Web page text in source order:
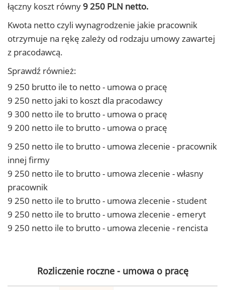
łączny koszt równy 9 250 PLN netto.
Kwota netto czyli wynagrodzenie jakie pracownik
otrzymuje na rękę zależy od rodzaju umowy zawartej
z pracodawcą.
Sprawdź również:
9 250 brutto ile to netto - umowa o pracę
9 250 netto jaki to koszt dla pracodawcy
9 300 netto ile to brutto - umowa o pracę
9 200 netto ile to brutto - umowa o pracę
9 250 netto ile to brutto - umowa zlecenie - pracownik
innej firmy
9 250 netto ile to brutto - umowa zlecenie - własny
pracownik
9 250 netto ile to brutto - umowa zlecenie - student
9 250 netto ile to brutto - umowa zlecenie - emeryt
9 250 netto ile to brutto - umowa zlecenie - rencista
Rozliczenie roczne - umowa o pracę